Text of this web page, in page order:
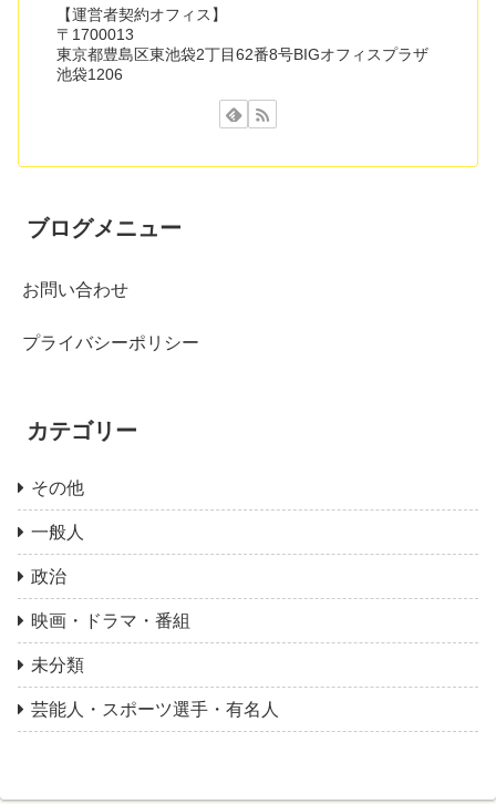
【運営者契約オフィス】
〒1700013
東京都豊島区東池袋2丁目62番8号BIGオフィスプラザ
池袋1206
ブログメニュー
お問い合わせ
プライバシーポリシー
カテゴリー
その他
一般人
政治
映画・ドラマ・番組
未分類
芸能人・スポーツ選手・有名人